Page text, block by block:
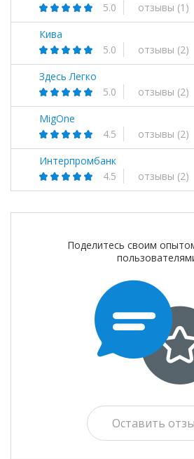
5.0
отзывы (1)
Кива
5.0
отзывы (2)
Здесь Легко
5.0
отзывы (2)
MigOne
4.5
отзывы (2)
Интерпромбанк
4.5
отзывы (2)
Поделитесь своим
Оставить